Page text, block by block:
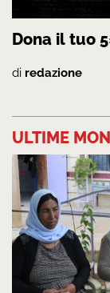
Dona il tuo
di redazione
ULTIME